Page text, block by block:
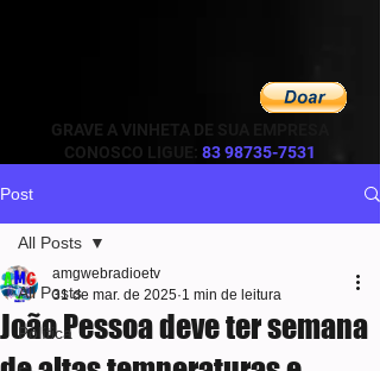
GRAVE A VINHETA DE SUA EMPRESA
CONOSCO LIGUE:
83 98735-7531
Post
All Posts
Política
All Posts
João Pessoa deve ter semana
amgwebradioetv
31 de mar. de 2025 1 min de leitura